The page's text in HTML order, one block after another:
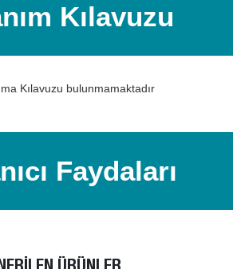
Kılavuzu
Kılavuzu bulunmamaktadır
Faydaları